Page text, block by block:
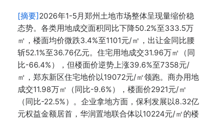
[摘要]2026年1-5月郑州土地市场整体呈现量缩价稳
态势。各类用地成交面积同比下降50.2%至333.5万
㎡，楼面均价微跌3.4%至1101元/㎡，出让金同比腰
斩52.1%至36.76亿元。住宅用地成交31.96万㎡（同
比-66.4%），但楼面价逆势上涨39.6%至7358元/
㎡，郑东新区住宅地价以19072元/㎡领跑。商办用地
成交11.98万㎡（同比-9.6%），楼面价2921元/㎡
（同比-22.5%）。企业拿地方面，保利发展以8.32亿
元权益金额居首，华润置地联合体以10224元/㎡的楼